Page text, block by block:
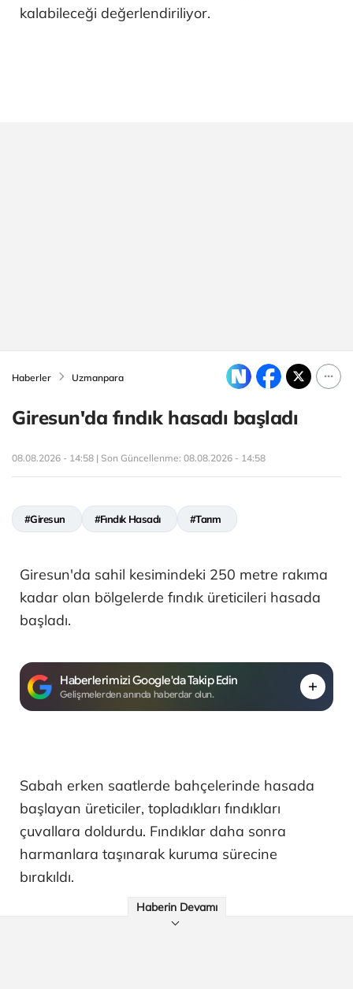
kalabileceği değerlendiriliyor.
Haberler Uzmanpara
Giresun'da fındık hasadı başladı
08.08.2026 - 14:58 | Son Güncellenme: 08.08.2026 - 14:58
#Giresun #Fındık Hasadı #Tarım
Giresun'da sahil kesimindeki 250 metre rakıma
kadar olan bölgelerde fındık üreticileri hasada
başladı.
Haberlerimizi Google'da Takip Edin
Gelişmelerden anında haberdar olun.
Sabah erken saatlerde bahçelerinde hasada
başlayan üreticiler, topladıkları fındıkları
çuvallara doldurdu. Fındıklar daha sonra
harmanlara taşınarak kuruma sürecine
bırakıldı.
Haberin Devamı